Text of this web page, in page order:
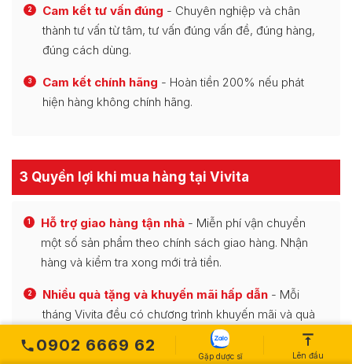
2 Cam kết tư vấn đúng - Chuyên nghiệp và chân
thành tư vấn từ tâm, tư vấn đúng vấn đề, đúng hàng,
đúng cách dùng.
3 Cam kết chính hãng - Hoàn tiền 200% nếu phát
hiện hàng không chính hãng.
3 Quyền lợi khi mua hàng tại Vivita
1 Hỗ trợ giao hàng tận nhà - Miễn phí vận chuyển
một số sản phẩm theo chính sách giao hàng. Nhận
hàng và kiểm tra xong mới trả tiền.
2 Nhiều quà tặng và khuyến mãi hấp dẫn - Mỗi
tháng Vivita đều có chương trình khuyến mãi và quà
tặng hấp dẫn dành cho khách hàng.
0902 6669 62
Gặp dược sĩ Lên đầu